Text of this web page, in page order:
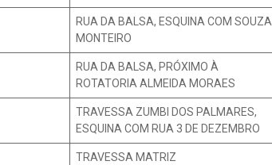
RUA DA BALSA, ESQUINA COM SOUZA
MONTEIRO
RUA DA BALSA, PRÓXIMO À
ROTATORIA ALMEIDA MORAES
TRAVESSA ZUMBI DOS PALMARES,
ESQUINA COM RUA 3 DE DEZEMBRO
TRAVESSA MATRIZ